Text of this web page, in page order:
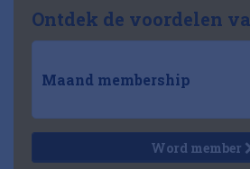
Ontdek de voordelen
Maand membership
Word member